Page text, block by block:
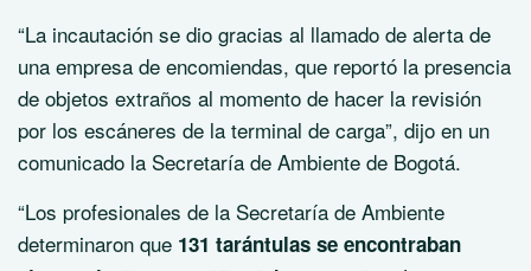
“La incautación se dio gracias al llamado de alerta de
una empresa de encomiendas, que reportó la presencia
de objetos extraños al momento de hacer la revisión
por los escáneres de la terminal de carga”, dijo en un
comunicado la Secretaría de Ambiente de Bogotá.
“Los profesionales de la Secretaría de Ambiente
determinaron que 131 tarántulas se encontraban